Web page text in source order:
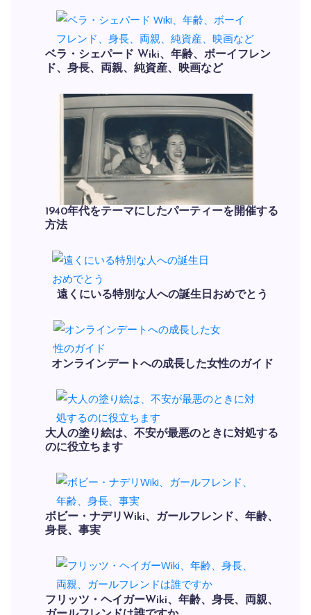
ベラ・シェパード Wiki、年齢、ボーイフレン
ド、身長、両親、純資産、映画など
1940年代をテーマにしたパーティーを開催する
方法
遠くにいる特別な人への誕生日おめでとう
オンラインデートへの成長した女性のガイド
大人の塗り絵は、不安が最悪のときに対処する
のに役立ちます
ボビー・ナデリWiki、ガールフレンド、年齢、
身長、事実
フリッツ・ヘイガーWiki、年齢、身長、両親、